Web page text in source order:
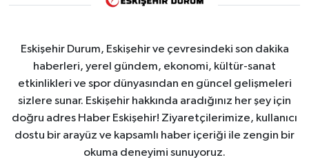
Eskişehir Durum, Eskişehir ve çevresindeki son dakika
haberleri, yerel gündem, ekonomi, kültür-sanat
etkinlikleri ve spor dünyasından en güncel gelişmeleri
sizlere sunar. Eskişehir hakkında aradığınız her şey için
doğru adres Haber Eskişehir! Ziyaretçilerimize, kullanıcı
dostu bir arayüz ve kapsamlı haber içeriği ile zengin bir
okuma deneyimi sunuyoruz.